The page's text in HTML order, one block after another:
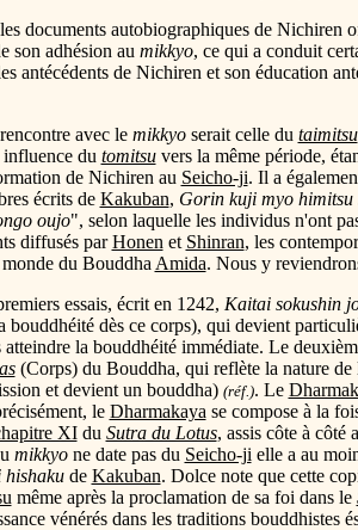
documents autobiographiques de Nichiren
son adhésion au mikkyo, ce qui a conduit
antécédents de Nichiren et son éducation
avec le mikkyoserait celle du taimitsu
du tomitsuvers la même période,
de Nichiren au Seicho-ji. Il a
écrits de Kakuban, Gorin kuji myo himitsu
oujo", selon laquelle les individus n'ont
diffusés parHonen et Shinran, les
du Bouddha Amida. Nous y
essais, écrit en 1242, Kaitai sokushin
bouddhéité dès ce corps), qui devient
atteindre la bouddhéité immédiate. Le
(Corps) du Bouddha, qui reflète la nature
et devient un bouddha) (réf.). Le
le Dharmakaya se compose à la
XIdu Sutra du Lotus, assis côte à côté
mikkyone date pas du Seicho-ji elle a au
de Kakuban. Dolce note que cette
même après la proclamation de sa foi dans le
vénérés dans les traditions bouddhistes